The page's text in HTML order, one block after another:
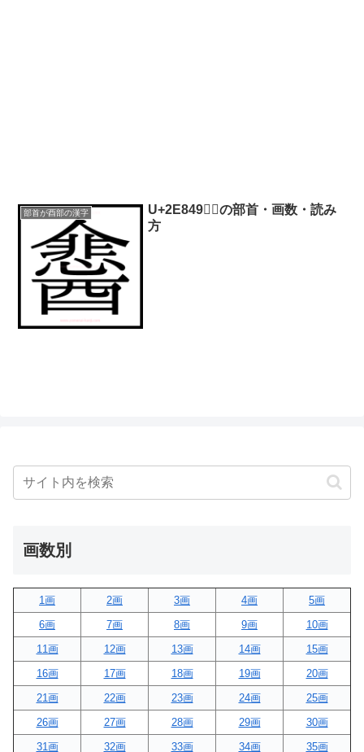
部首が酉部の漢字
U+2E849｜𮡉の部首・画数・読み
方
画数別
1画 2画 3画 4画
5画
6画
7画 8画 9画
10画
11画
12画 13画 14画
15画
16画
17画 18画 19画
20画
21画
22画 23画 24画
25画
26画
27画 28画 29画
30画
31画
32画 33画 34画 35画